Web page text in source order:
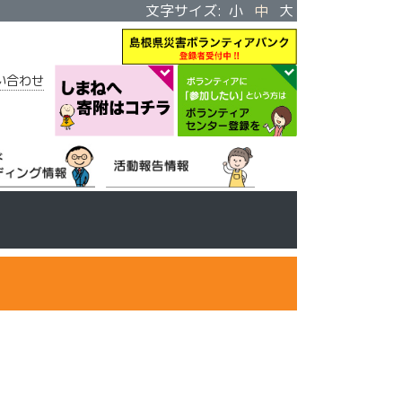
文字サイズ: 小 中 大
合わせ